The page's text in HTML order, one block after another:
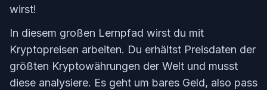
wirst!
In diesem großen Lernpfad wirst du mit
Kryptopreisen arbeiten. Du erhältst Preisdaten der
größten Kryptowährungen der Welt und musst
diese analysiere. Es geht um bares Geld, also pass